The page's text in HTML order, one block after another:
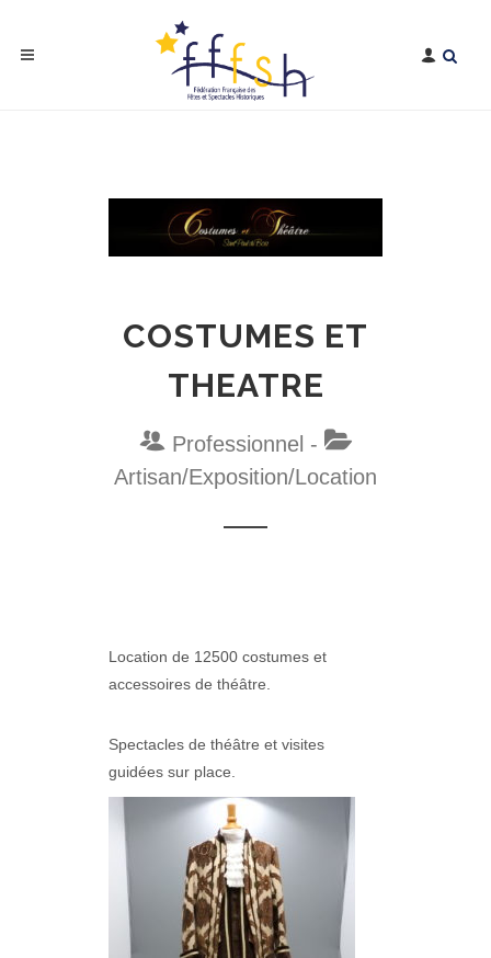
COSTUMES ET
THEATRE
Professionnel -
Artisan/Exposition/Location
Location de 12500 costumes et
accessoires de théâtre.
Spectacles de théâtre et visites
guidées sur place.